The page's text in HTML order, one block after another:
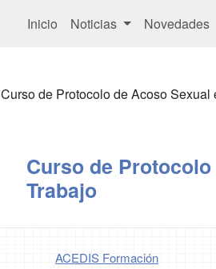
Inicio Noticias Novedades
Curso de Protocolo de Acoso Sexual
Curso de
Trabajo
ACEDIS Formación